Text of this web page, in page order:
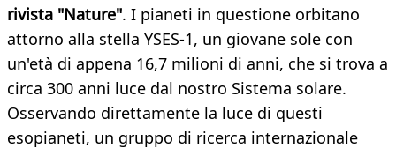
rivista "Nature". I pianeti in questione orbitano
attorno alla stella YSES-1, un giovane sole con
un'età di appena 16,7 milioni di anni, che si trova a
circa 300 anni luce dal nostro Sistema solare.
Osservando direttamente la luce di questi
esopianeti, un gruppo di ricerca internazionale